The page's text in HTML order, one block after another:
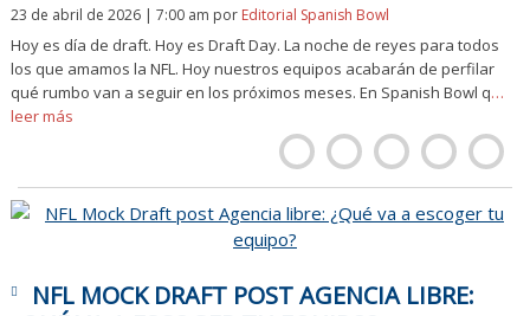
23 de abril de 2026 | 7:00 am por Editorial Spanish Bowl
Hoy es día de draft. Hoy es Draft Day. La noche de reyes para todos
los que amamos la NFL. Hoy nuestros equipos acabarán de perfilar
qué rumbo van a seguir en los próximos meses. En Spanish Bowl q…
leer más
NFL MOCK DRAFT POST AGENCIA LIBRE: